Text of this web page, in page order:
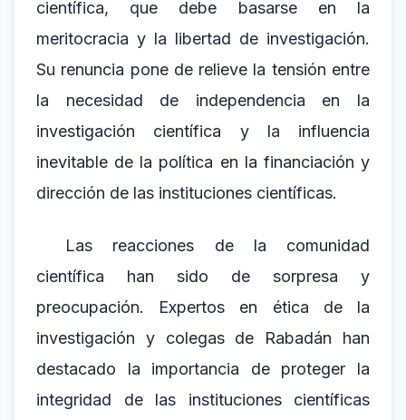
científica, que debe basarse en la
meritocracia y la libertad de investigación.
Su renuncia pone de relieve la tensión entre
la necesidad de independencia en la
investigación científica y la influencia
inevitable de la política en la financiación y
dirección de las instituciones científicas.
Las reacciones de la comunidad
científica han sido de sorpresa y
preocupación. Expertos en ética de la
investigación y colegas de Rabadán han
destacado la importancia de proteger la
integridad de las instituciones científicas